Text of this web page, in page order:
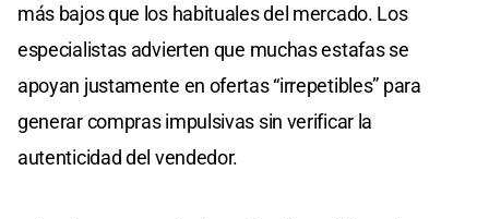
más bajos que los habituales del mercado. Los
especialistas advierten que muchas estafas se
apoyan justamente en ofertas “irrepetibles” para
generar compras impulsivas sin verificar la
autenticidad del vendedor.